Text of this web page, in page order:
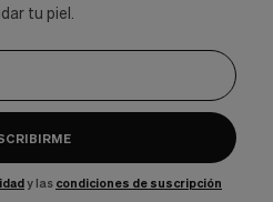
tu piel.
y las condiciones de suscripción